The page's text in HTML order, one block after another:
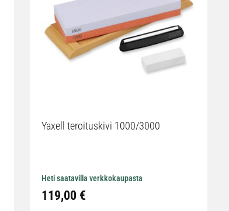
Yaxell teroituskivi 1000/3000
Heti saatavilla verkkokaupasta
119,00 €